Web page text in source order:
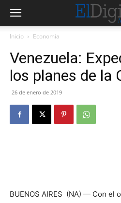
Inicio Economía
Venezuela:
los planes de la
26 de enero de 2019
BUENOS AIRES (NA) — Con el